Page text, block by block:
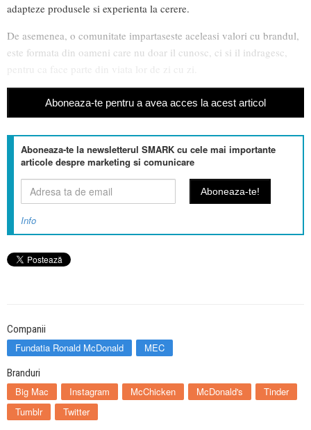
adapteze produsele si experienta la cerere.
De asemenea, o comunitate impartaseste aceleasi valori cu brandul,
este formata din oameni care nu doar il cunosc, ci si il indragesc,
pentru ca face parte din viata lor de zi cu zi.
Aboneaza-te pentru a avea acces la acest articol
Aboneaza-te la newsletterul SMARK cu cele mai importante
articole despre marketing si comunicare
Info
Companii
Fundatia Ronald McDonald MEC
Branduri
Big Mac Instagram McChicken McDonald's
Tinder
Tumblr
Twitter